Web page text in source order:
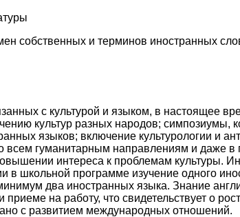
собственных и терминов иностранных
с культурой и языком, в настоящее
культур разных народов; симпозиумы,
языков; включение культурологии и
всем гуманитарным направлениям и даже
интереса к проблемам культуры.
в школьной программе изучение одного
два иностранных языка. Знание
на работу, что свидетельствует о
с развитием международных отношений.